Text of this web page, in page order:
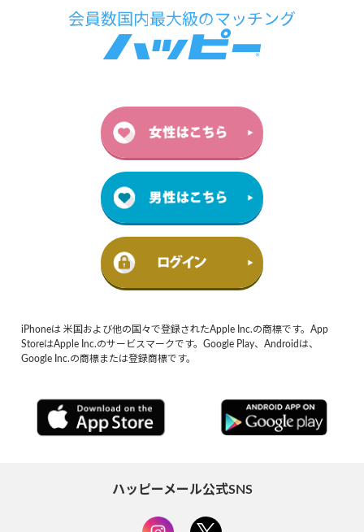
iPhoneは 米国および他の国々で登録されたApple Inc.の商標です。App
StoreはApple Inc.のサービスマークです。Google Play、Androidは、
Google Inc.の商標または登録商標です。
ハッピーメール公式SNS